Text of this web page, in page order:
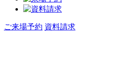
ご来場予約 資料請求